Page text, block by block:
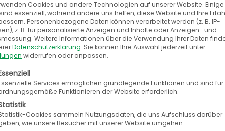
(m/w/d)
Cookies und andere Technologien auf unserer Website.
essenziell, während andere uns helfen, diese Website und Ihre
Personenbezogene Daten können verarbeitet werden (z. B. IP-
z. B. für personalisierte Anzeigen und Inhalte oder Anzeigen- und
Weitere Informationen über die Verwendung Ihrer Daten
Datenschutzerklärung. Sie können Ihre Auswahl jederzeit unter
widerrufen oder anpassen.
eine Liste der Service-Gruppen, für die eine
Services ermöglichen grundlegende Funktionen und sind
Funktionieren der Website erforderlich.
Cookies sammeln Nutzungsdaten, die uns Aufschluss darüber
wie unsere Besucher mit unserer Website umgehen.